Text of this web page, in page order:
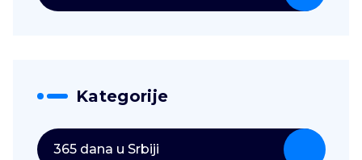
Kategorije
365 dana u Srbiji